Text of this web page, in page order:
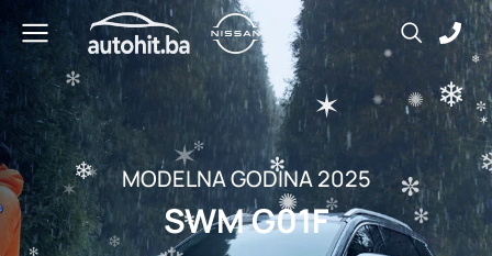
MODELNA GODINA 2025
SWM G01F